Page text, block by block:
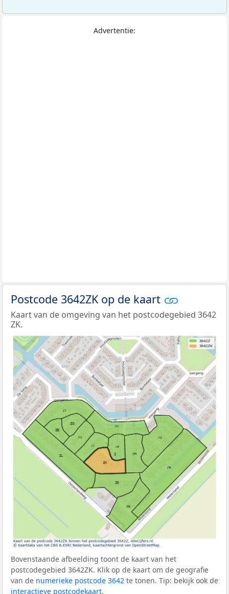
Advertentie:
Postcode 3642ZK op de kaart
Kaart van de omgeving van het postcodegebied 3642
ZK.
Bovenstaande afbeelding toont de kaart van het
postcodegebied 3642ZK. Klik op de kaart om de geografie
van de numerieke postcode 3642 te tonen. Tip: bekijk ook de
interactieve postcodekaart.